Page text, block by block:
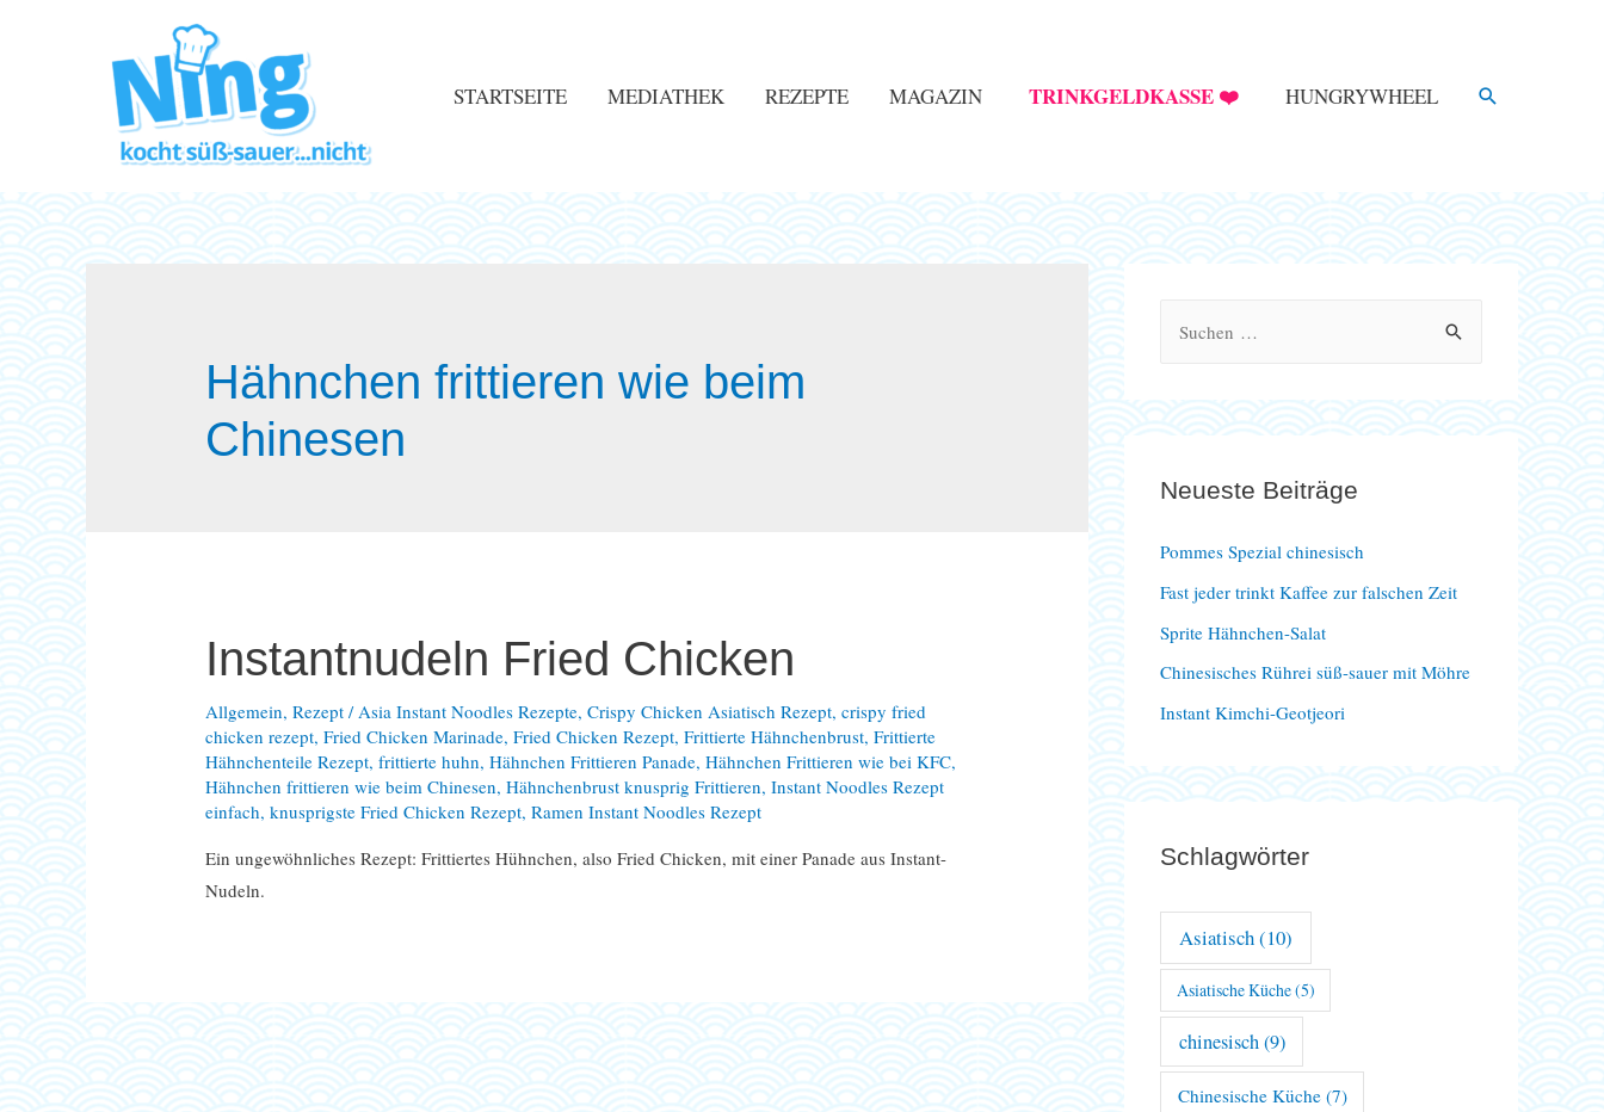
STARTSEITE MEDIATHEK REZEPTE MAGAZIN TRINKGELDKASSE ❤️ HUNGRYWHEEL SUCHE
Hähnchen frittieren wie beim
Chinesen
Instantnudeln Fried Chicken
Allgemein,Rezept /Asia Instant Noodles Rezepte,Crispy Chicken Asiatisch Rezept,crispy fried
chicken rezept,Fried Chicken Marinade,Fried Chicken Rezept,Frittierte Hähnchenbrust,Frittierte
Hähnchenteile Rezept,frittierte huhn,Hähnchen Frittieren Panade,Hähnchen Frittieren wie bei KFC,
Hähnchen frittieren wie beim Chinesen,Hähnchenbrust knusprig Frittieren,Instant Noodles Rezept
einfach,knusprigste Fried Chicken Rezept,Ramen Instant Noodles Rezept
Ein ungewöhnliches Rezept: Frittiertes Hühnchen, also Fried Chicken, mit einer Panade aus Instant-
Nudeln.
n
c
h
:
Neueste Beiträge
Pommes Spezial chinesisch
Fast jeder trinkt Kaffee zur falschen Zeit
Sprite Hähnchen-Salat
Chinesisches Rührei süß-sauer mit Möhre
Instant Kimchi-Geotjeori
Schlagwörter
Asiatisch(10)
Asiatische Küche(5)
chinesisch(9)
Chinesische Küche(7)